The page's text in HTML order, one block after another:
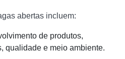
abertas incluem:
de produtos,
qualidade e meio ambiente.